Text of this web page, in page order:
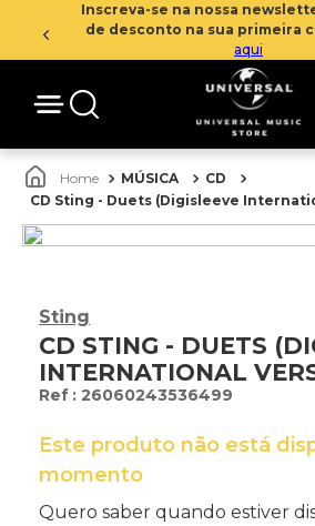
Inscreva-se na nossa
de desconto na sua primeira
aqui
MÚSICA
CD
CD Sting - Duets (Digisleeve
Sting
CD STING - DUETS
INTERNATIONAL
: 26060243536499
Este produto não está
momento
Quero saber quando estiver